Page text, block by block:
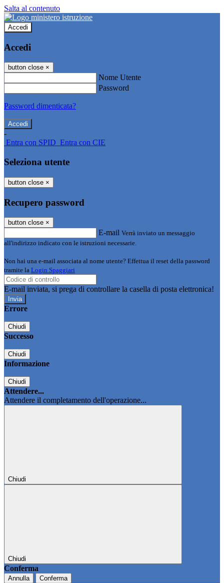
Salta al contenuto
Accedi
Accedi
button close ×
Nome Utente
Password
Password dimenticata?
-
Entra con SPID Entra con CIE
Seleziona utente
button close ×
Recupero password
button close ×
E-mail Verrà inviato un messaggio
all'indirizzo indicato con le istruzioni necessarie.
Non hai una e-mail associata al nome utente? Effettua il reset della password
tramite la Login Spaggiari
E-mail inviata, si prega di controllare la casella di posta elettronica!
Errore
Chiudi
Successo
Chiudi
Informazione
Chiudi
Attendere...
Attendere il completamento dell'operazione...
Chiudi
Chiudi
Conferma
Annulla Conferma